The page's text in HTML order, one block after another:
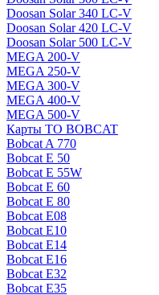
Doosan Solar 340 LC-V
Doosan Solar 420 LC-V
Doosan Solar 500 LC-V
MEGA 200-V
MEGA 250-V
MEGA 300-V
MEGA 400-V
MEGA 500-V
Карты ТО BOBCAT
Bobcat A 770
Bobcat E 50
Bobcat E 55W
Bobcat E 60
Bobcat E 80
Bobcat E08
Bobcat E10
Bobcat E14
Bobcat E16
Bobcat E32
Bobcat E35